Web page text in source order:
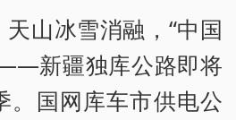
山冰雪消融，“中国
新疆独库公路即将
。国网库车市供电公